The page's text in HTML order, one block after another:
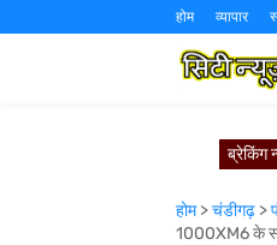
होम व्यापार
ब्रेकिंग
होम >चंडीगढ़ >
1000XM6 के